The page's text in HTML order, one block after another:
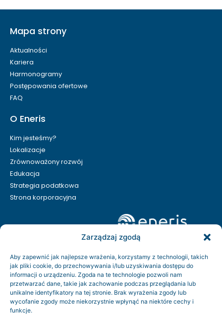
Zarządzaj zgodą
Aby zapewnić jak najlepsze wrażenia, korzystamy z technologii, takich
jak pliki cookie, do przechowywania i/lub uzyskiwania dostępu do
informacji o urządzeniu. Zgoda na te technologie pozwoli nam
przetwarzać dane, takie jak zachowanie podczas przeglądania lub
unikalne identyfikatory na tej stronie. Brak wyrażenia zgody lub
wycofanie zgody może niekorzystnie wpłynąć na niektóre cechy i
funkcje.
Mapa strony
Aktualności
Kariera
Harmonogramy
Postępowania ofertowe
FAQ
O Eneris
Kim jesteśmy?
Lokalizacje
Zrównoważony rozwój
Edukacja
Strategia podatkowa
Strona korporacyjna